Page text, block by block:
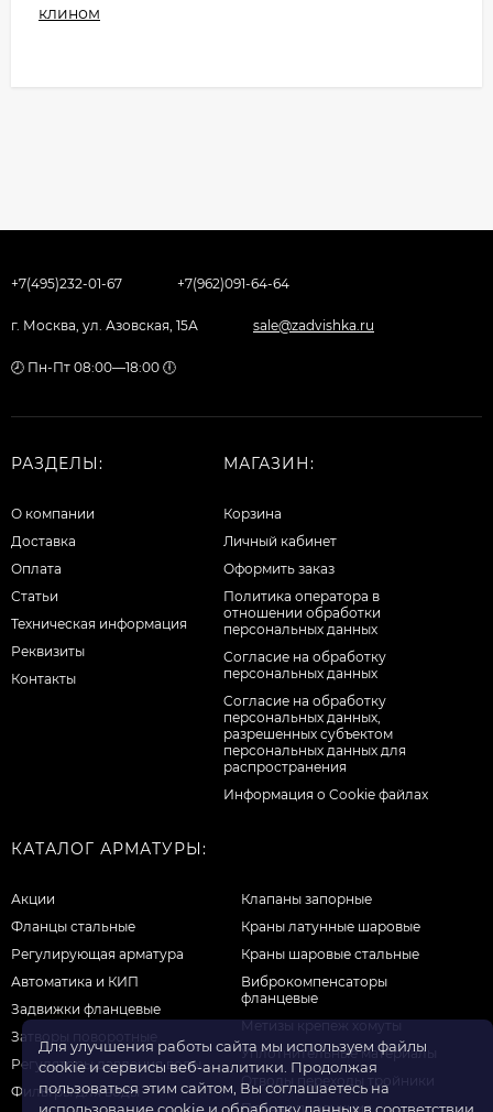
клином
+7(495)232-01-67 +7(962)091-64-64
г. Москва, ул. Азовская, 15А sale@zadvishka.ru
🕗 Пн-Пт 08:00—18:00 🕕
РАЗДЕЛЫ:
О компании
Доставка
Оплата
Статьи
Техническая информация
Реквизиты
Контакты
МАГАЗИН:
Корзина
Личный кабинет
Оформить заказ
Политика оператора в
отношении обработки
персональных данных
Согласие на обработку
персональных данных
Cогласие на обработку
персональных данных,
разрешенных субъектом
персональных данных для
распространения
Информация о Cookie файлах
КАТАЛОГ АРМАТУРЫ:
Акции
Фланцы стальные
Регулирующая арматура
Автоматика и КИП
Задвижки фланцевые
Затворы поворотные
Регуляторы давления воды
Фильтры для воды
Клапаны запорные
Краны латунные шаровые
Краны шаровые стальные
Виброкомпенсаторы
фланцевые
Метизы крепеж хомуты
Уплотнительные материалы
Отводы переходы тройники
Прочая продукция
Для улучшения работы сайта мы используем файлы
cookie и сервисы веб-аналитики. Продолжая
пользоваться этим сайтом, Вы соглашаетесь на